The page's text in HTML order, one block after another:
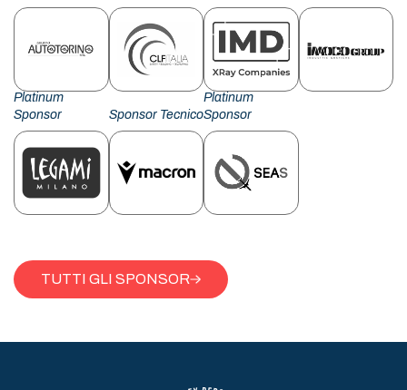
Platinum
Sponsor
Sponsor Tecnico
Platinum
Sponsor
TUTTI GLI SPONSOR